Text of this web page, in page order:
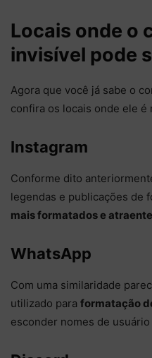
Locais onde o
invisível pode
Agora que você já sabe o
confira os locais onde ele é
Instagram
Conforme dito
legendas e publicações de
mais formatados e
WhatsApp
Com uma similaridade
utilizado para formatação
esconder nomes de